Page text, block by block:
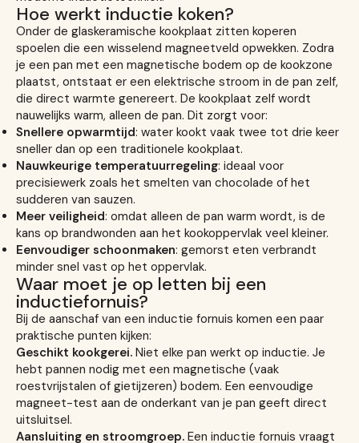
Hoe werkt inductie koken?
Onder de glaskeramische kookplaat zitten koperen
spoelen die een wisselend magneetveld opwekken. Zodra
je een pan met een magnetische bodem op de kookzone
plaatst, ontstaat er een elektrische stroom in de pan zelf,
die direct warmte genereert. De kookplaat zelf wordt
nauwelijks warm, alleen de pan. Dit zorgt voor:
Snellere opwarmtijd: water kookt vaak twee tot drie keer
sneller dan op een traditionele kookplaat.
Nauwkeurige temperatuurregeling: ideaal voor
precisiewerk zoals het smelten van chocolade of het
sudderen van sauzen.
Meer veiligheid: omdat alleen de pan warm wordt, is de
kans op brandwonden aan het kookoppervlak veel kleiner.
Eenvoudiger schoonmaken: gemorst eten verbrandt
minder snel vast op het oppervlak.
Waar moet je op letten bij een
inductiefornuis?
Bij de aanschaf van een inductie fornuis komen een paar
praktische punten kijken:
Geschikt kookgerei. Niet elke pan werkt op inductie. Je
hebt pannen nodig met een magnetische (vaak
roestvrijstalen of gietijzeren) bodem. Een eenvoudige
magneet-test aan de onderkant van je pan geeft direct
uitsluitsel.
Aansluiting en stroomgroep. Een inductie fornuis vraagt